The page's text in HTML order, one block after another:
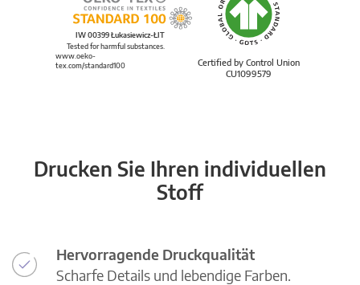
Certified by Control Union
CU1099579
IW 00399 Łukasiewicz-ŁIT
Tested for harmful substances.
www.oeko-
tex.com/standard100
Drucken Sie Ihren individuellen
Stoff
Hervorragende Druckqualität
Scharfe Details und lebendige Farben.